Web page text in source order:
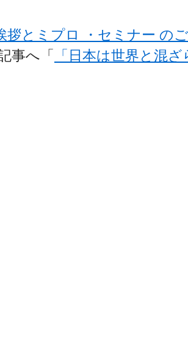
拶とミプロ ・セミナー の
事へ「 「日本は世界と混